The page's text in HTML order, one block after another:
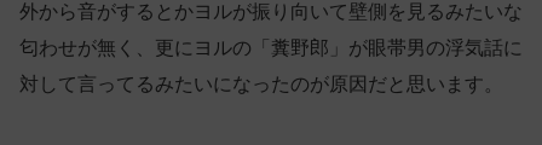
外から音がするとかヨルが振り向いて壁側を見るみたいな
匂わせが無く、更にヨルの「糞野郎」が眼帯男の浮気話に
対して言ってるみたいになったのが原因だと思います。